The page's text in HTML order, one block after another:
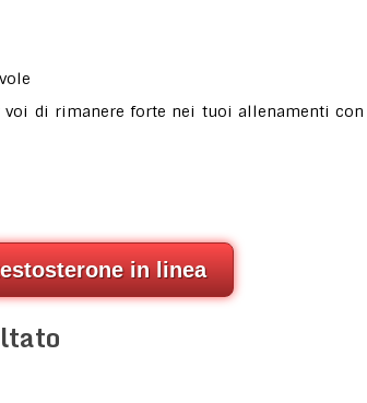
voi di rimanere forte nei tuoi allenamenti con
in linea